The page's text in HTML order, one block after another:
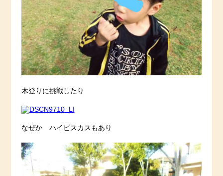
木登りに挑戦したり
なぜか ハイビスカスもあり